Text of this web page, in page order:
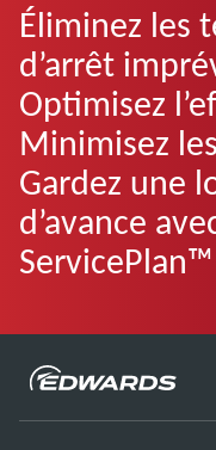
Éliminez les
d’arrêt
Optimisez
Minimisez
Gardez une
d’avance
ServicePlan™